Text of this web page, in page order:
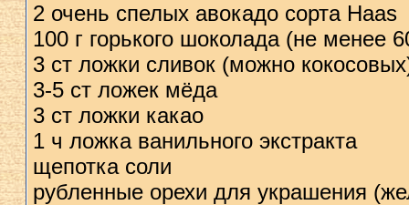
2 очень спелых авокадо сорта Haas
100 г горького шоколада (не менее
3 ст ложки сливок (можно
3-5 ст ложек мёда
3 ст ложки какао
1 ч ложка ванильного экстракта
щепотка соли
рубленные орехи для украшения